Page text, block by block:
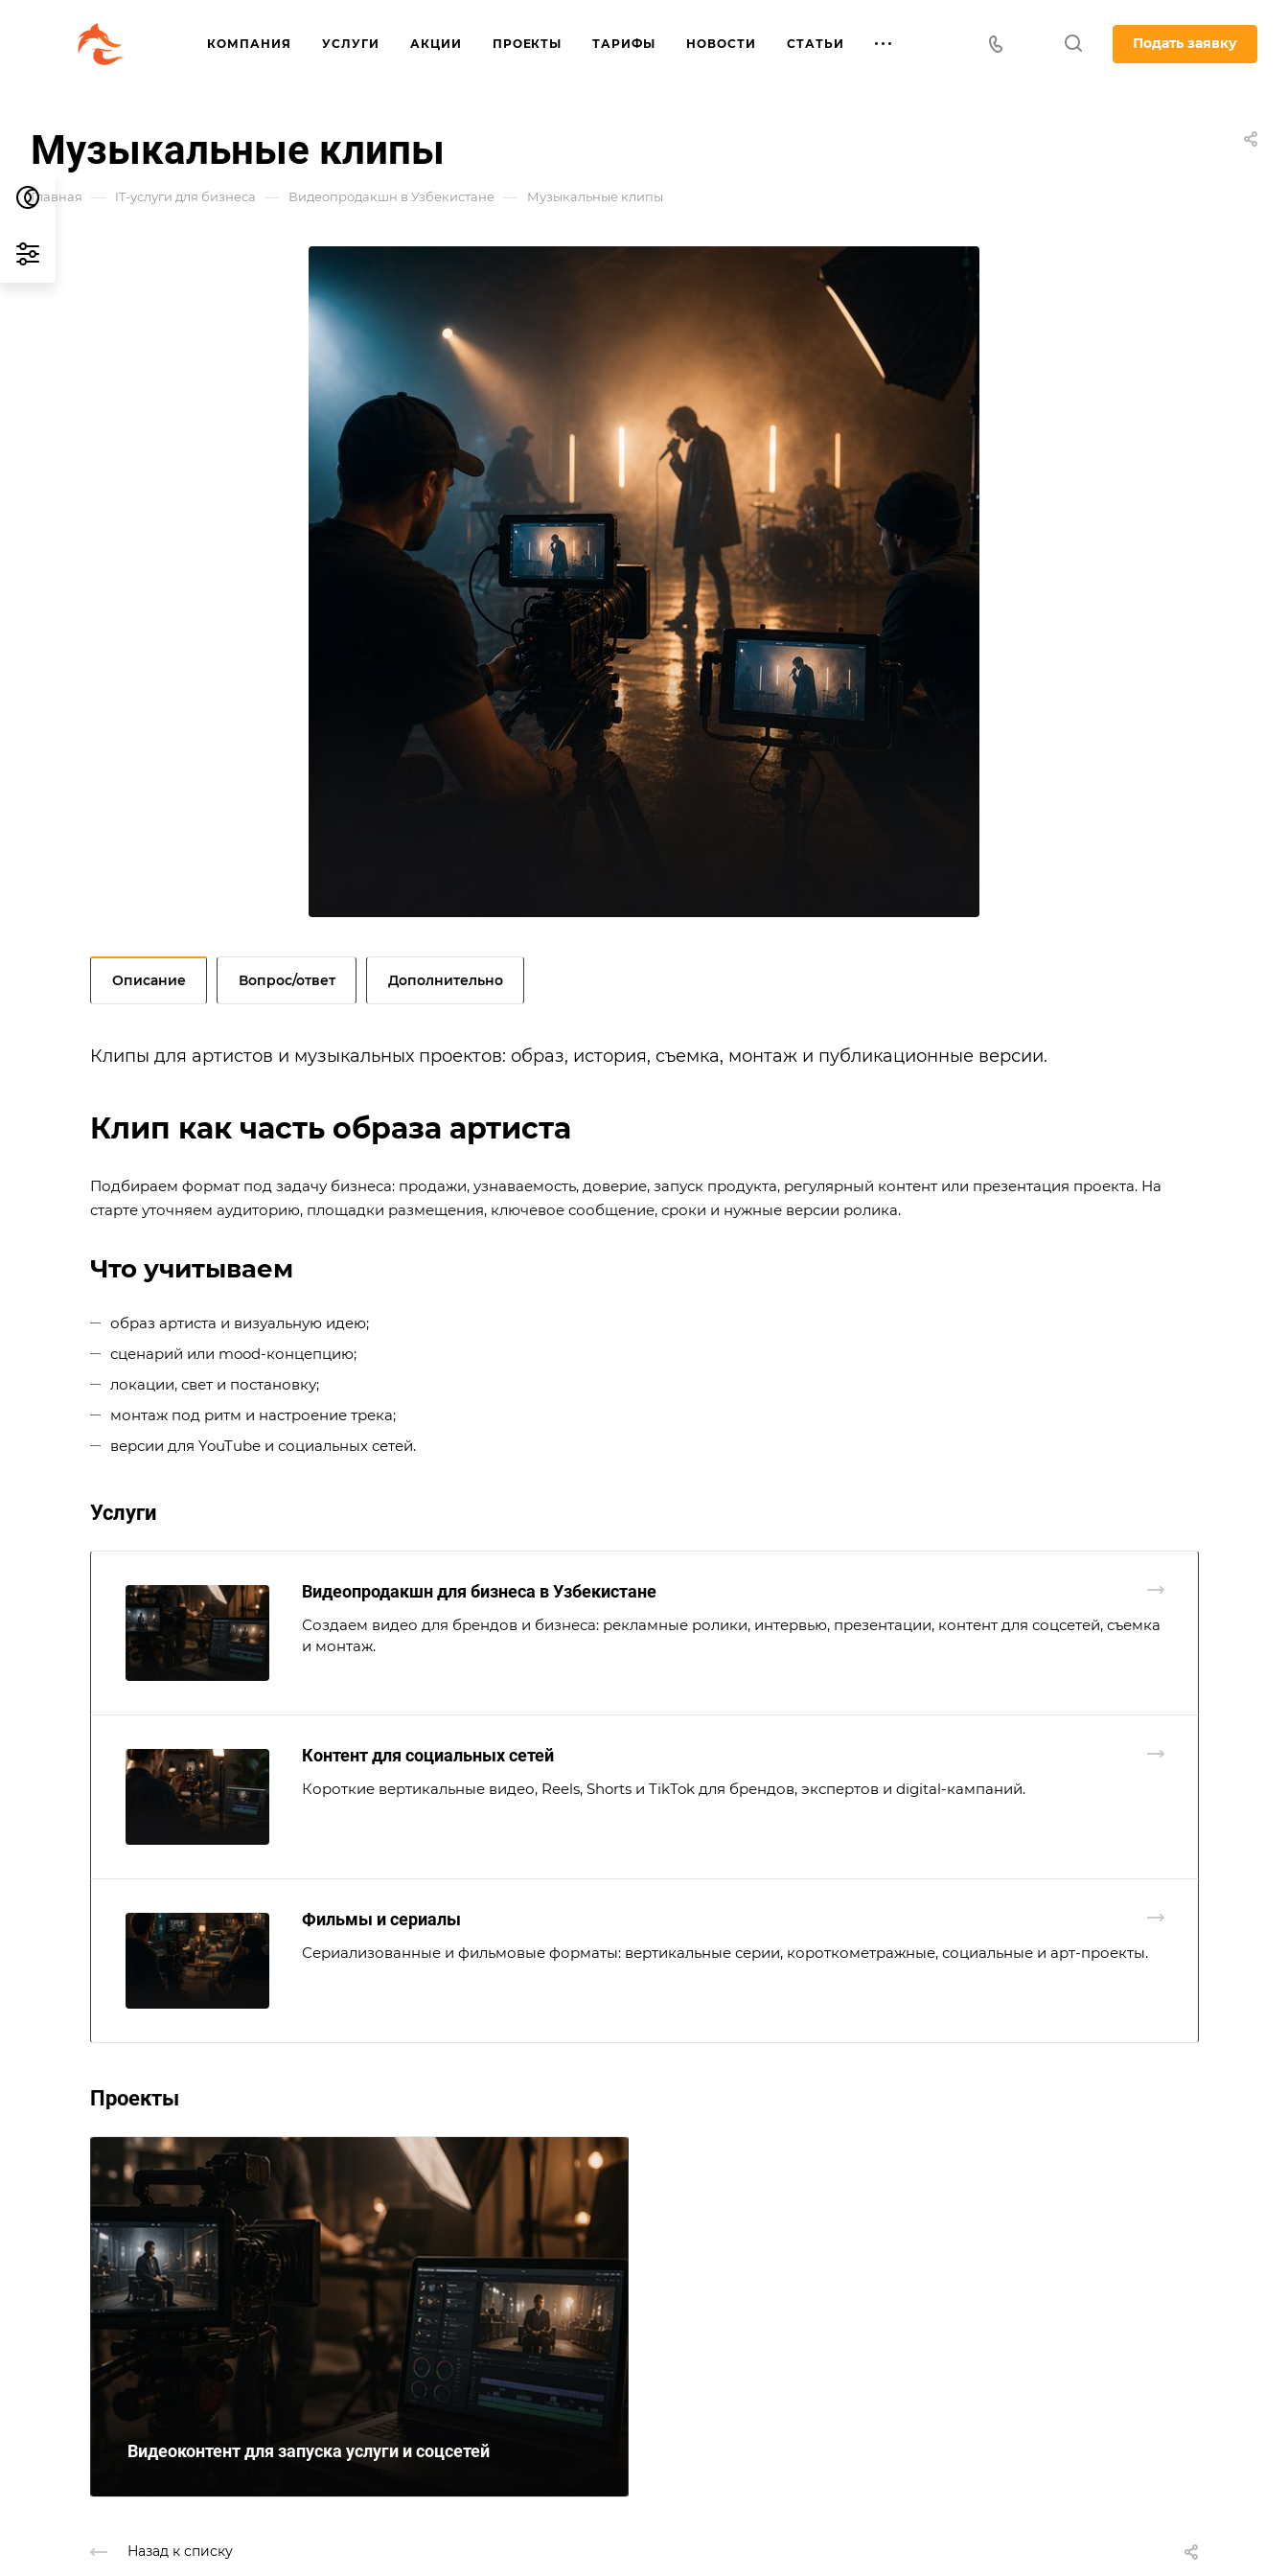
КОМПАНИЯ УСЛУГИ АКЦИИ ПРОЕКТЫ ТАРИФЫ НОВОСТИ СТАТЬИ Подать заявку
Музыкальные клипы
Главная — IT-услуги для бизнеса — Видеопродакшн в Узбекистане — Музыкальные клипы
Описание Вопрос/ответ Дополнительно
Клипы для артистов и музыкальных проектов: образ, история, съемка, монтаж и публикационные версии.
Клип как часть образа артиста
Подбираем формат под задачу бизнеса: продажи, узнаваемость, доверие, запуск продукта, регулярный контент или презентация проекта. На
старте уточняем аудиторию, площадки размещения, ключевое сообщение, сроки и нужные версии ролика.
Что учитываем
образ артиста и визуальную идею;
сценарий или mood-концепцию;
локации, свет и постановку;
монтаж под ритм и настроение трека;
версии для YouTube и социальных сетей.
Услуги
Видеопродакшн для бизнеса в Узбекистане
Создаем видео для брендов и бизнеса: рекламные ролики, интервью, презентации, контент для соцсетей, съемка
и монтаж.
Контент для социальных сетей
Короткие вертикальные видео, Reels, Shorts и TikTok для брендов, экспертов и digital-кампаний.
Фильмы и сериалы
Сериализованные и фильмовые форматы: вертикальные серии, короткометражные, социальные и арт-проекты.
Проекты
Видеоконтент для запуска услуги и соцсетей
Назад к списку